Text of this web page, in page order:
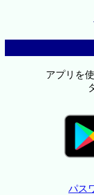
アプリを
パス